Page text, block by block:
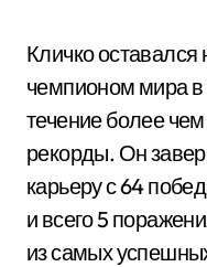
Кличко
чемпионом мира в
течение более
рекорды. Он
карьеру с 64
и всего 5
из самых